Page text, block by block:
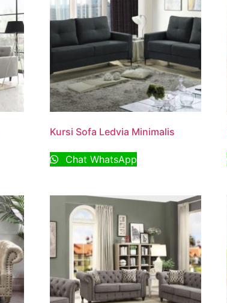
Kursi Sofa Ledvia Minimalis
Chat WhatsApp